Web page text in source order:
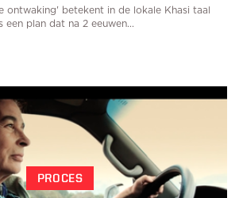
ontwaking' betekent in de lokale Khasi taal
een plan dat na 2 eeuwen...
PROCES